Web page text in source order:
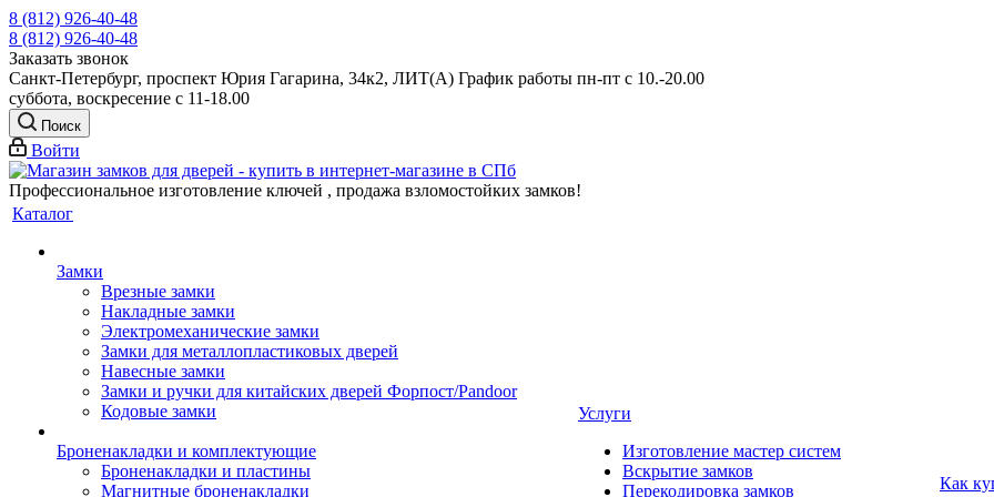
8 (812) 926-40-48
8 (812) 926-40-48
Заказать звонок
Санкт-Петербург, проспект Юрия Гагарина, 34к2, ЛИТ(А) График работы пн-пт с 10.-20.00
суббота, воскресение с 11-18.00
Поиск
Войти
Профессиональное изготовление ключей , продажа взломостойких замков!
Каталог
Замки
Врезные замки
Накладные замки
Электромеханические замки
Замки для металлопластиковых дверей
Навесные замки
Замки и ручки для китайских дверей Форпост/Раndoor
Кодовые замки
Броненакладки и комплектующие
Броненакладки и пластины
Магнитные броненакладки
Услуги
Изготовление мастер систем
Вскрытие замков
Перекодировка замков
Как